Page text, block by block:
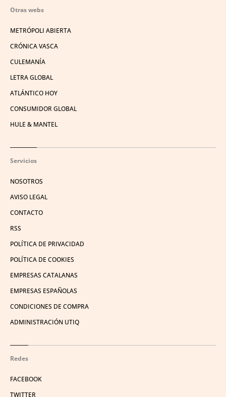
Otras webs
METRÓPOLI ABIERTA
CRÓNICA VASCA
CULEMANÍA
LETRA GLOBAL
ATLÁNTICO HOY
CONSUMIDOR GLOBAL
HULE & MANTEL
Servicios
NOSOTROS
AVISO LEGAL
CONTACTO
RSS
POLÍTICA DE PRIVACIDAD
POLÍTICA DE COOKIES
EMPRESAS CATALANAS
EMPRESAS ESPAÑOLAS
CONDICIONES DE COMPRA
ADMINISTRACIÓN UTIQ
Redes
FACEBOOK
TWITTER